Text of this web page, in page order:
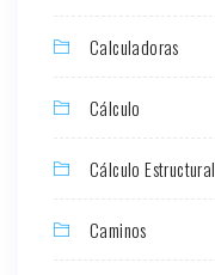
Calculadoras
Cálculo
Cálculo Estructural
Caminos